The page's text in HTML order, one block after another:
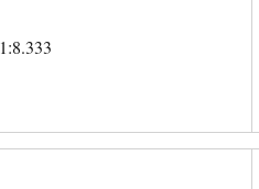
1:8.333